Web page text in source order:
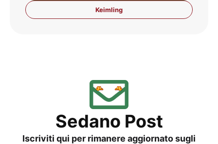
Keim­ling
Sed­a­no Post
Iscri­vi­ti qui per rima­ne­re aggior­na­to sug­li